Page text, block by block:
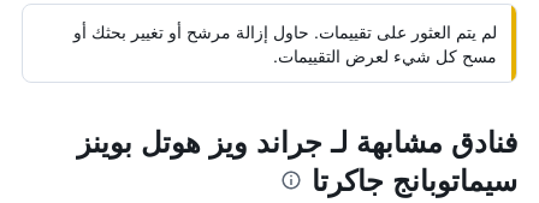
لم يتم العثور على تقييمات. حاول إزالة مرشح أو تغيير بحثك أو
مسح كل شيء لعرض التقييمات.
فنادق مشابهة لـ جراند ويز هوتل بوينز
سيماتوبانج جاكرتا